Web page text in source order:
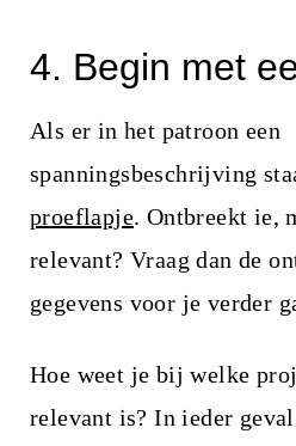
4. Begin met
Als er in het patroon een
spanningsbeschrijving
proeflapje. Ontbreekt ie,
relevant? Vraag dan de
gegevens voor je verder
Hoe weet je bij welke
relevant is? In ieder